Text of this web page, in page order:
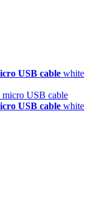
USB cable white
USB cable white